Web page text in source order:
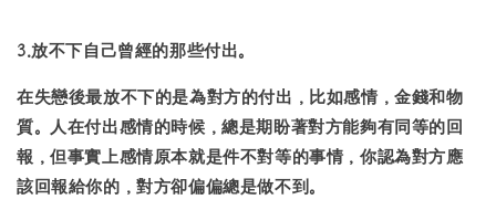
3.放不下自己曾經的那些付出。
在失戀後最放不下的是為對方的付出，比如感情，金錢和物
質。人在付出感情的時候，總是期盼著對方能夠有同等的回
報，但事實上感情原本就是件不對等的事情，你認為對方應
該回報給你的，對方卻偏偏總是做不到。